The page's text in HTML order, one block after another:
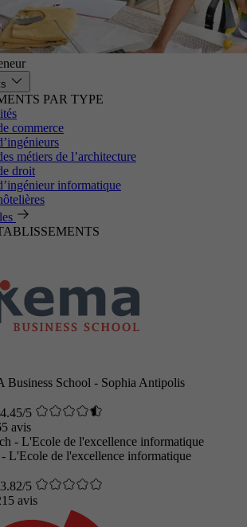
PAR TYPE
commerce
métiers de l’architecture
droit
informatique
Business School - Sophia Antipolis
5
avis
L'Ecole de l'excellence informatique
5
avis